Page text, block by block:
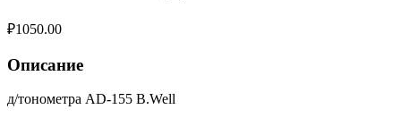
₽1050.00
Описание
д/тонометра AD-155 B.Well